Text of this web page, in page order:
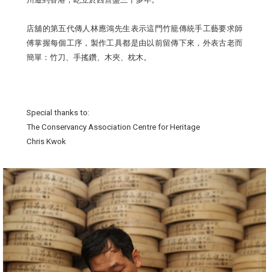
店舖的第五代傳人林應鴻先生表示這門竹籠傳統手工藝要求師
傅掌握每個工序，製作工具都是由以前留傳下來，外表古老而
簡單：竹刀、手搖鑽、木夾、枕木。
Special thanks to:
The Conservancy Association Centre for Heritage
Chris Kwok